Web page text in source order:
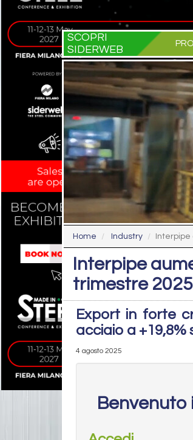
SCOPRI
SIDERWEB
Home Industry Interpipe
Interpipe
trimestre 2025
Export in forte
acciaio a +19,8%
4 agosto 2025
Benvenuto